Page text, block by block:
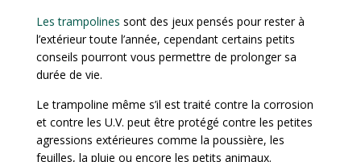
Les trampolines sont des jeux pensés pour rester à
l’extérieur toute l’année, cependant certains petits
conseils pourront vous permettre de prolonger sa
durée de vie.
Le trampoline même s’il est traité contre la corrosion
et contre les U.V. peut être protégé contre les petites
agressions extérieures comme la poussière, les
feuilles, la pluie ou encore les petits animaux.